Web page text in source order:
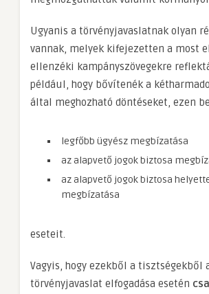
Ugyanis a törvényjavaslatnak olyan
vannak, melyek kifejezetten a most
ellenzéki kampányszövegekre
például, hogy bővítenék a
által meghozható döntéseket, ezen
legfőbb ügyész megbízatása
az alapvető jogok biztosa
az alapvető jogok biztosa
megbízatása
eseteit.
Vagyis, hogy ezekből a tisztségekből
törvényjavaslat elfogadása esetén